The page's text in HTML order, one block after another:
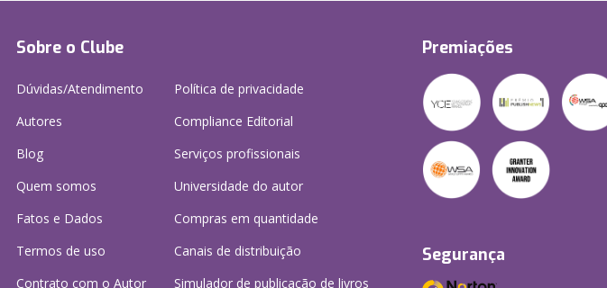
Sobre o Clube
Dúvidas/Atendimento
Autores
Blog
Quem somos
Fatos e Dados
Termos de uso
Contrato com o Autor
Política de privacidade
Compliance Editorial
Serviços profissionais
Universidade do autor
Compras em quantidade
Canais de distribuição
Simulador de publicação de livros
Premiações
Segurança